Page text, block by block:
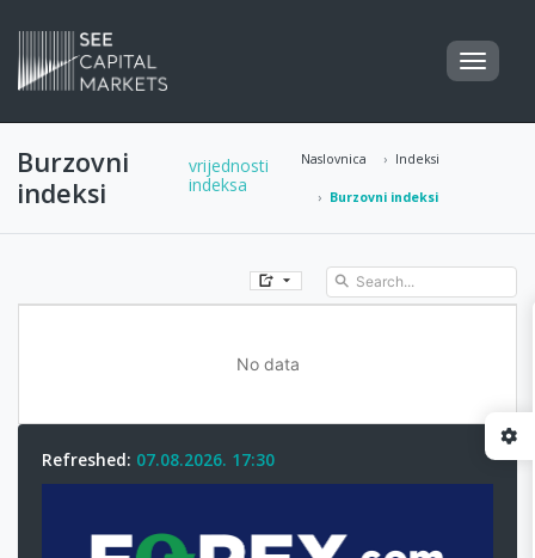
Burzovni
indeksi
vrijednosti
indeksa
Naslovnica Indeksi
Burzovni indeksi
No data
Refreshed: 07.08.2026. 17:30